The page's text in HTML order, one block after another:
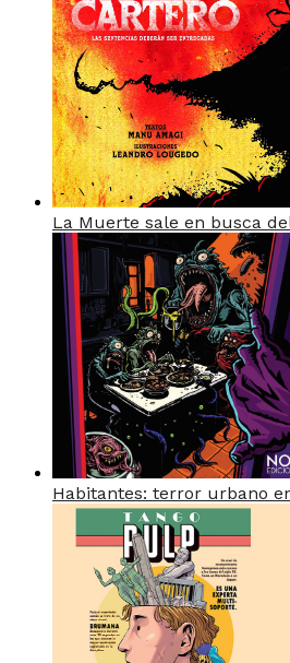
La Muerte sale en busca
Habitantes: terror urbano